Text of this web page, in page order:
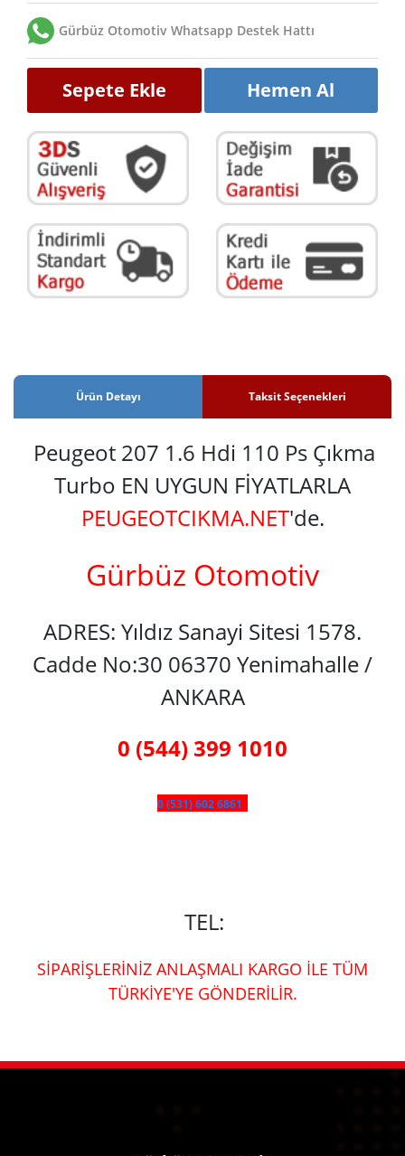
Gürbüz Otomotiv Whatsapp Destek Hattı
Sepete Ekle Hemen Al
Ürün Detayı Taksit Seçenekleri
Peugeot 207 1.6 Hdi 110 Ps Çıkma
Turbo EN UYGUN FİYATLARLA
PEUGEOTCIKMA.NET'de.
Gürbüz Otomotiv
ADRES: Yıldız Sanayi Sitesi 1578.
Cadde No:30 06370 Yenimahalle /
ANKARA
0 (544) 399 1010
0 (531) 602 6861
TEL:
SİPARİŞLERİNİZ ANLAŞMALI KARGO İLE TÜM
TÜRKİYE'YE GÖNDERİLİR.